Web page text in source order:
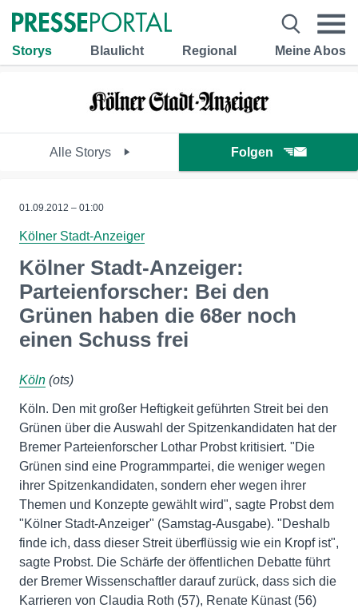
Storys Blaulicht Regional Meine Abos
Alle Storys Folgen
01.09.2012 – 01:00
Kölner Stadt-Anzeiger
Kölner Stadt-Anzeiger:
Parteienforscher: Bei den
Grünen haben die 68er noch
einen Schuss frei
Köln (ots)
Köln. Den mit großer Heftigkeit geführten Streit bei den
Grünen über die Auswahl der Spitzenkandidaten hat der
Bremer Parteienforscher Lothar Probst kritisiert. "Die
Grünen sind eine Programmpartei, die weniger wegen
ihrer Spitzenkandidaten, sondern eher wegen ihrer
Themen und Konzepte gewählt wird", sagte Probst dem
"Kölner Stadt-Anzeiger" (Samstag-Ausgabe). "Deshalb
finde ich, dass dieser Streit überflüssig wie ein Kropf ist",
sagte Probst. Die Schärfe der öffentlichen Debatte führt
der Bremer Wissenschaftler darauf zurück, dass sich die
Karrieren von Claudia Roth (57), Renate Künast (56)